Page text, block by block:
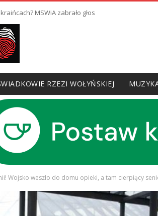
MSWiA zabrało głos
RZEZI WOŁYŃSKIEJ
Wojsko weszło do domu opieki, a tam cierpiący